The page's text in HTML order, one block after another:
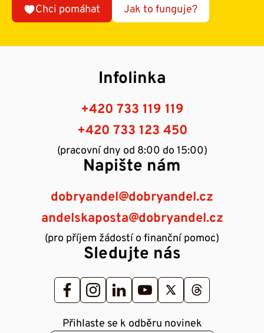
Chci pomáhat Jak to funguje?
Infolinka
+420 733 119 119
+420 733 123 450
(pracovní dny od 8:00 do 15:00)
Napište nám
dobryandel@dobryandel.cz
andelskaposta@dobryandel.cz
(pro příjem žádostí o finanční pomoc)
Sledujte nás
Přihlaste se k odběru novinek